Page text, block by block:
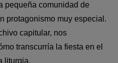
pequeña comunidad de
protagonismo muy especial.
capitular, nos
transcurría la fiesta en el
liturgia.